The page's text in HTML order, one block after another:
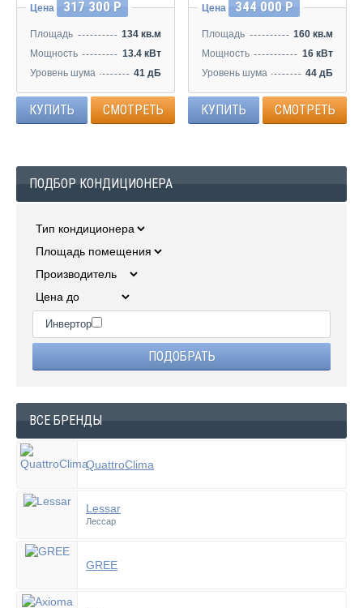
Цена 317 300 Р
Площадь
134 кв.м
Мощность
13.4 кВт
Уровень шума
41 дБ
КУПИТЬ СМОТРЕТЬ
Цена 344 000 Р
Площадь
160 кв.м
Мощность
16 кВт
Уровень шума
44 дБ
КУПИТЬ СМОТРЕТЬ
ПОДБОР КОНДИЦИОНЕРА
Инвертор
ВСЕ БРЕНДЫ
QuattroClima
Lessar
Лессар
GREE